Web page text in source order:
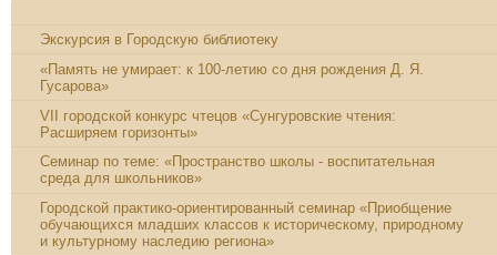
Экскурсия в Городскую библиотеку
«Память не умирает: к 100-летию со дня рождения Д. Я.
Гусарова»
VII городской конкурс чтецов «Сунгуровские чтения:
Расширяем горизонты»
Семинар по теме: «Пространство школы - воспитательная
среда для школьников»
Городской практико-ориентированный семинар «Приобщение
обучающихся младших классов к историческому, природному
и культурному наследию региона»